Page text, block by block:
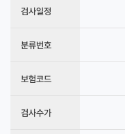
검사일정
분류번호
보험코드
검사수가